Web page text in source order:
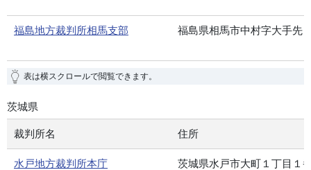
福島地方裁判所相馬支部 福島県相馬市中村字大手先
表は横スクロールで閲覧できます。
茨城県
裁判所名 住所
水戸地方裁判所本庁 茨城県水戸市大町１丁目１